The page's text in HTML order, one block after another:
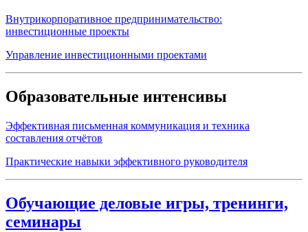
Внутрикорпоративное предпринимательство:
инвестиционные проекты
Управление инвестиционными проектами
Образовательные интенсивы
Эффективная письменная коммуникация и техника
составления отчётов
Практические навыки эффективного руководителя
Обучающие деловые игры, тренинги,
семинары